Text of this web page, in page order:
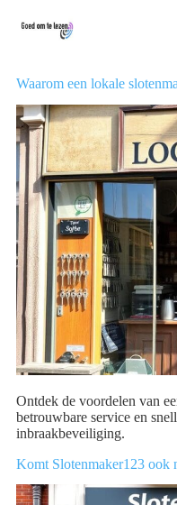
Waarom een lokale
Ontdek de voordelen van
betrouwbare service en
inbraakbeveiliging.
Komt Slotenmaker123 ook